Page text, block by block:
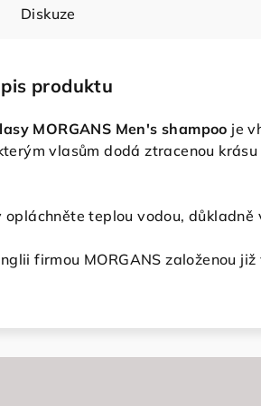
Diskuze
produktu
MORGANS Men's shampoo je
vlasům dodá ztracenou
opláchněte teplou vodou,
firmou MORGANS založenou již